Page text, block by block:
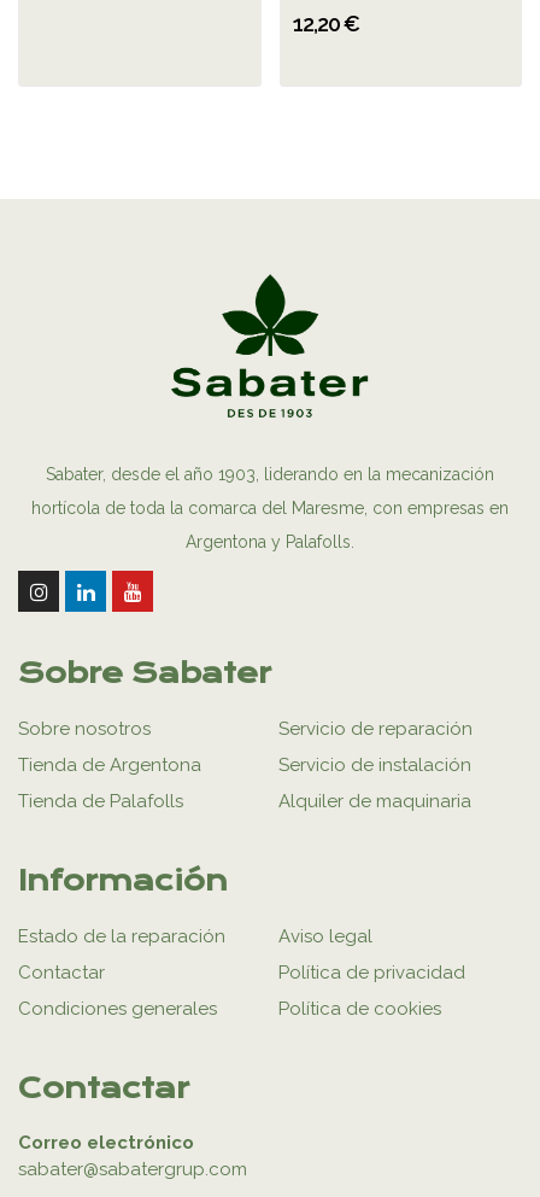
12,20 €
Sabater, desde el año 1903, liderando en la mecanización
hortícola de toda la comarca del Maresme, con empresas en
Argentona y Palafolls.
Sobre Sabater
Sobre nosotros
Tienda de Argentona
Tienda de Palafolls
Servicio de reparación
Servicio de instalación
Alquiler de maquinaria
Información
Estado de la reparación
Contactar
Condiciones generales
Aviso legal
Política de privacidad
Política de cookies
Contactar
Correo electrónico
sabater@sabatergrup.com